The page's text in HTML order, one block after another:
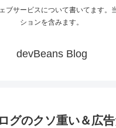
ブサービスについて書いてます。
ションを含みます。
devBeans Blog
グのクソ重い＆広